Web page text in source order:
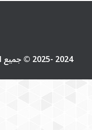
2024 -2025 © جميع الحقوق محفوظة وزارة العدل - ليبيا